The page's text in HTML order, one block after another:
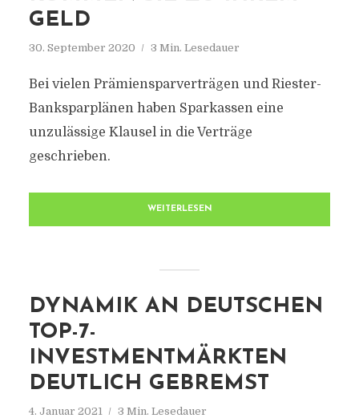
GELD
30. September 2020 3 Min. Lesedauer
Bei vielen Prämiensparverträgen und Riester-
Banksparplänen haben Sparkassen eine
unzulässige Klausel in die Verträge
geschrieben.
WEITERLESEN
DYNAMIK AN DEUTSCHEN
TOP-7-
INVESTMENTMÄRKTEN
DEUTLICH GEBREMST
4. Januar 2021 3 Min. Lesedauer